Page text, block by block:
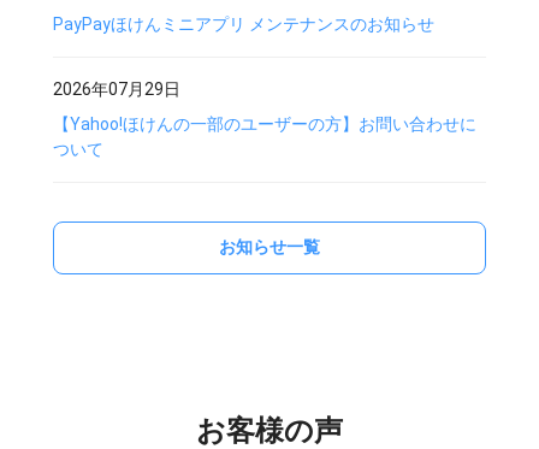
PayPayほけんミニアプリ メンテナンスのお知らせ
2026年07月29日
【Yahoo!ほけんの一部のユーザーの方】お問い合わせに
ついて
お知らせ一覧
お客様の声